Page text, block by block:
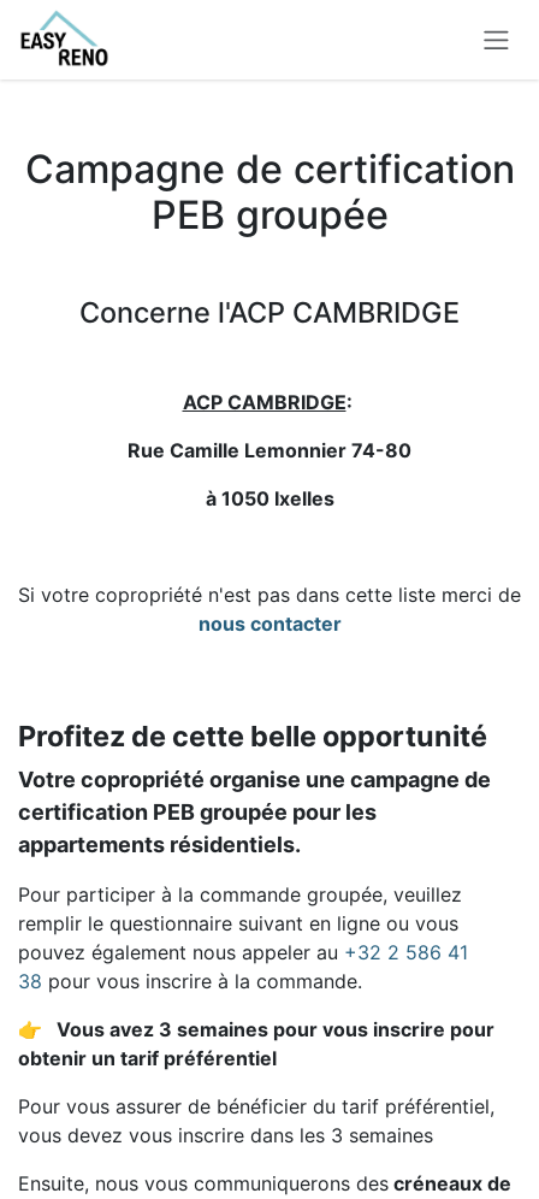
Se rendre au contenu
Campagne de certification
PEB groupée
Concerne l'ACP CAMBRIDGE
ACP CAMBRIDGE:
Rue Camille Lemonnier 74-80
à 1050 Ixelles
Si votre copropriété n'est pas dans cette liste merci de
nous contacter
Profitez de cette belle opportunité
Votre copropriété organise une campagne de
certification PEB groupée pour les
appartements résidentiels.
Pour participer à la commande groupée, veuillez
remplir le questionnaire suivant en ligne ou vous
pouvez également nous appeler au +32 2 586 41
38 pour vous inscrire à la commande.
👉 Vous avez 3 semaines pour vous inscrire pour
obtenir un tarif préférentiel
Pour vous assurer de bénéficier du tarif préférentiel,
vous devez vous inscrire dans les 3 semaines
Ensuite, nous vous communiquerons des créneaux de